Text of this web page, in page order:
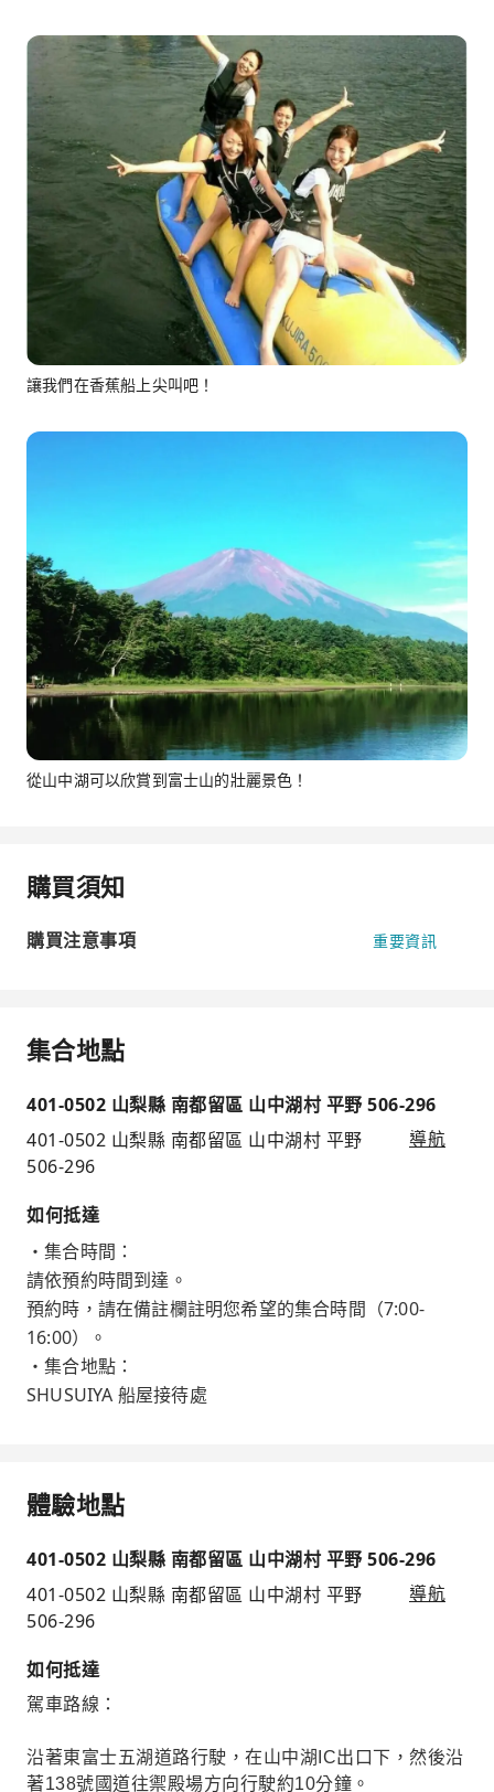
讓我們在香蕉船上尖叫吧！
從山中湖可以欣賞到富士山的壯麗景色！
購買須知
購買注意事項 重要資訊
集合地點
401-0502 山梨縣 南都留區 山中湖村 平野 506-296
401-0502 山梨縣 南都留區 山中湖村 平野
506-296
導航
如何抵達
・集合時間：
請依預約時間到達。
預約時，請在備註欄註明您希望的集合時間（7:00-
16:00）。
・集合地點：
SHUSUIYA 船屋接待處
體驗地點
401-0502 山梨縣 南都留區 山中湖村 平野 506-296
401-0502 山梨縣 南都留區 山中湖村 平野
506-296
導航
如何抵達
駕車路線：
沿著東富士五湖道路行駛，在山中湖IC出口下，然後沿
著138號國道往禦殿場方向行駛約10分鐘。